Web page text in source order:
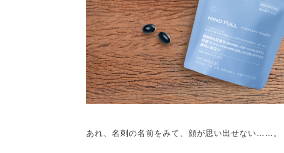
あれ、名刺の名前をみて、顔が思い出せない……。